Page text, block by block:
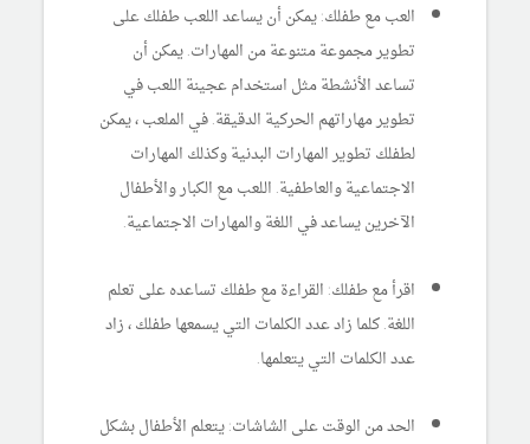
العب مع طفلك: يمكن أن يساعد اللعب طفلك على
تطوير مجموعة متنوعة من المهارات. يمكن أن
تساعد الأنشطة مثل استخدام عجينة اللعب في
تطوير مهاراتهم الحركية الدقيقة. في الملعب ، يمكن
لطفلك تطوير المهارات البدنية وكذلك المهارات
الاجتماعية والعاطفية. اللعب مع الكبار والأطفال
الآخرين يساعد في اللغة والمهارات الاجتماعية.
اقرأ مع طفلك: القراءة مع طفلك تساعده على تعلم
اللغة. كلما زاد عدد الكلمات التي يسمعها طفلك ، زاد
عدد الكلمات التي يتعلمها.
الحد من الوقت على الشاشات: يتعلم الأطفال بشكل